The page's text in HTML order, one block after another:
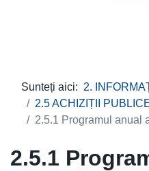
Sunteți aici: 2.
2.5 ACHIZIȚII
2.5.1 Programul anual
2.5.1